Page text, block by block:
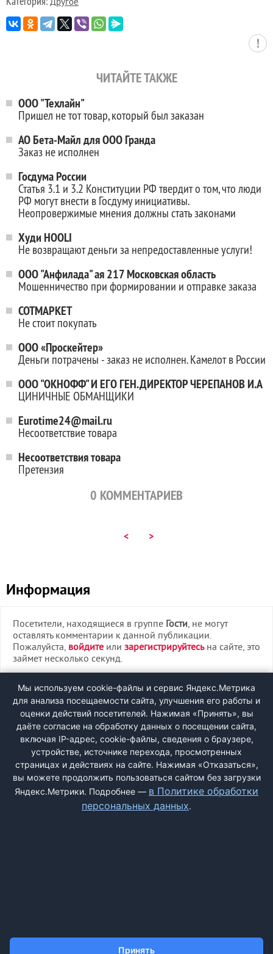
Другое
ЧИТАЙТЕ ТАКЖЕ
ООО "Техлайн"
Пришел не тот товар, который был заказан
АО Бета-Майл для ООО Гранда
Заказ не исполнен
Госдума России
Статья 3.1 и 3.2 Конституции РФ твердит о том, что люди
РФ могут внести в Госдуму инициативы.
Неопровержимые мнения должны стать законами
Худи HOOLI
Не возвращают деньги за непредоставленные услуги!
ООО "Анфилада" ая 217 Московская область
Мошенничество при формировании и отправке заказа
СОТМАРКЕТ
Не стоит покупать
ООО «Проскейтер»
Деньги потрачены - заказ не исполнен. Камелот в России
ООО "ОКНОФФ" И ЕГО ГЕН.ДИРЕКТОР ЧЕРЕПАНОВ И.А
ЦИНИЧНЫЕ ОБМАНЩИКИ
Eurotime24@mail.ru
Несоответствие товара
Несоответствия товара
Претензия
0 КОММЕНТАРИЕВ
< >
Информация
Посетители, находящиеся в группе Гости, не могут
оставлять комментарии к данной публикации.
Пожалуйста, войдите или зарегистрируйтесьна сайте, это
займет несколько секунд.
ВХОД
РЕГИСТРАЦИЯ
Быстрая регистрациячерез соцсети:
ПОЛИТИКА ОБРАБОТКИ ПЕРСОНАЛЬНЫХ ДАННЫХ
Мы используем cookie-файлы и сервис Яндекс.Метрика
для анализа посещаемости сайта, улучшения его работы и
оценки действий посетителей. Нажимая «Принять», вы
даёте согласие на обработку данных о посещении сайта,
включая IP-адрес, cookie-файлы, сведения о браузере,
устройстве, источнике перехода, просмотренных
страницах и действиях на сайте. Нажимая «Отказаться»,
вы можете продолжить пользоваться сайтом без загрузки
Яндекс.Метрики. Подробнее — в Политике обработки
персональных данных.
Принять